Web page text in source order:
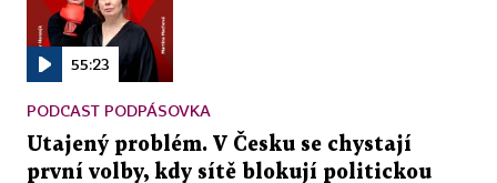
55:23
PODCAST PODPÁSOVKA
Utajený problém. V Česku se chystají
první volby, kdy sítě blokují politickou